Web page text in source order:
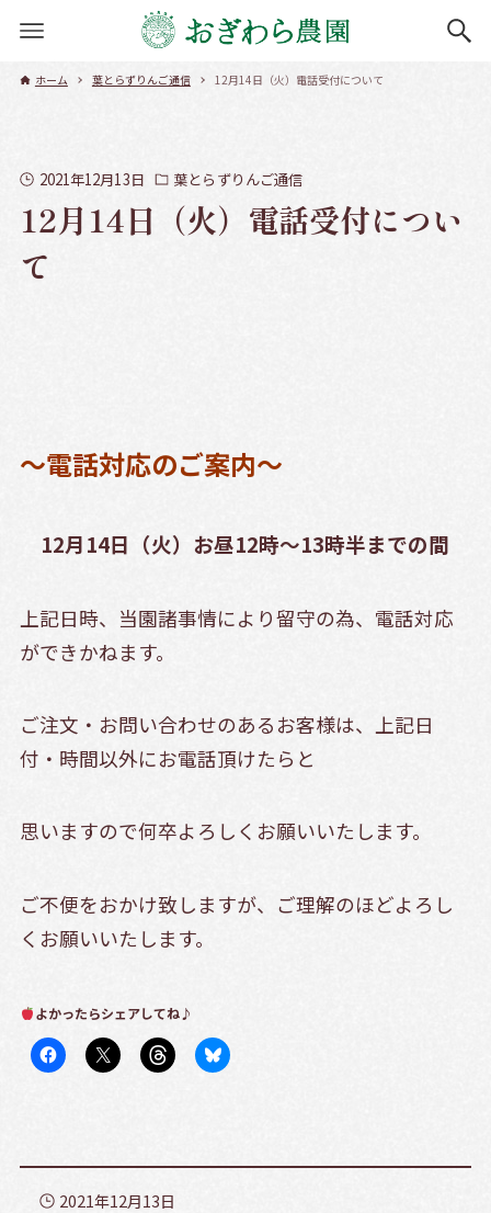
ホーム 葉とらずりんご通信 12月14日（火）電話受付について
2021年12月13日 葉とらずりんご通信
12月14日（火）電話受付につい
て
～電話対応のご案内～
12月14日（火）お昼12時～13時半までの間
上記日時、当園諸事情により留守の為、電話対応
ができかねます。
ご注文・お問い合わせのあるお客様は、上記日
付・時間以外にお電話頂けたらと
思いますので何卒よろしくお願いいたします。
ご不便をおかけ致しますが、ご理解のほどよろし
くお願いいたします。
よかったらシェアしてね♪
2021年12月13日